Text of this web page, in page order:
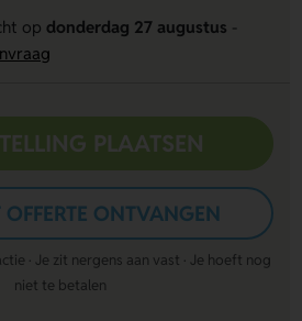
op donderdag 27 augustus
PLAATSEN
OFFERTE ONTVANGEN
· Je zit nergens aan vast · Je hoeft nog
niet te betalen